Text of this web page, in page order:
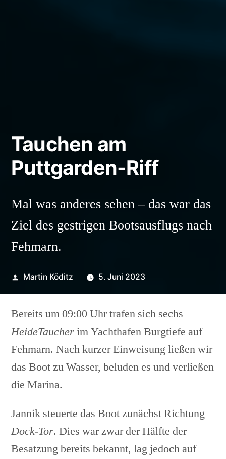
Tauchen am
Puttgarden-Riff
Mal was anderes sehen – das war das
Ziel des gestrigen Bootsausflugs nach
Fehmarn.
Veröffentlicht
Martin Köditz 5. Juni 2023
Bereits um 09:00 Uhr trafen sich sechs
HeideTaucherim Yachthafen Burgtiefe auf
Fehmarn. Nach kurzer Einweisung ließen wir
das Boot zu Wasser, beluden es und verließen
die Marina.
Jannik steuerte das Boot zunächst Richtung
Dock-Tor. Dies war zwar der Hälfte der
Besatzung bereits bekannt, lag jedoch auf